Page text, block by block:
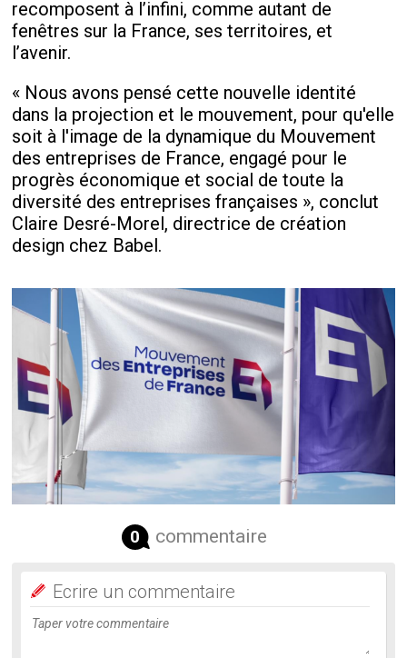
recomposent à l’infini, comme autant de
fenêtres sur la France, ses territoires, et
l’avenir.
« Nous avons pensé cette nouvelle identité
dans la projection et le mouvement, pour qu'elle
soit à l'image de la dynamique du Mouvement
des entreprises de France, engagé pour le
progrès économique et social de toute la
diversité des entreprises françaises », conclut
Claire Desré-Morel, directrice de création
design chez Babel.
0 commentaire
Ecrire un commentaire